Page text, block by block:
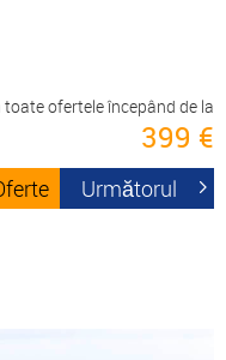
ofertele începând de la
399 €
Următorul